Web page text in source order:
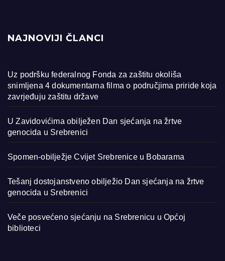
NAJNOVIJI ČLANCI
Uz podršku federalnog Fonda za zaštitu okoliša
snimljena 4 dokumentarna filma o područjima priride koja
zavrjeđuju zaštitu države
U Zavidovićima obilježen Dan sjećanja na žrtve
genocida u Srebrenici
Spomen-obilježje Cvijet Srebrenice u Bobarama
Tešanj dostojanstveno obilježio Dan sjećanja na žrtve
genocida u Srebrenici
Veče posvećeno sjećanju na Srebrenicu u Općoj
biblioteci